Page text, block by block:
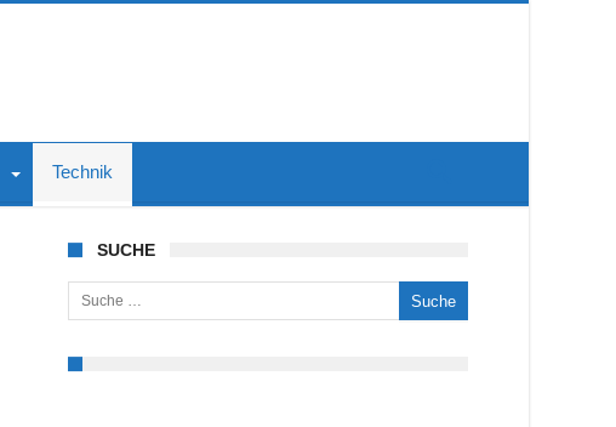
Technik
SUCHE
Suche nach: